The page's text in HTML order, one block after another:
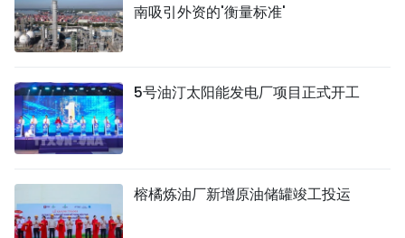
南吸引外资的'衡量标准'
5号油汀太阳能发电厂项目正式开工
榕橘炼油厂新增原油储罐竣工投运